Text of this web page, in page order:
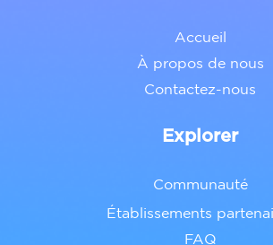
Accueil
À propos de nous
Contactez-nous
Explorer
Communauté
Établissements
FAQ